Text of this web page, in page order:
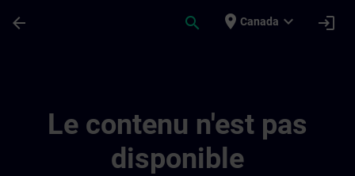
arrow_back search place Canada expand_more login
Le contenu n'est pas
disponible